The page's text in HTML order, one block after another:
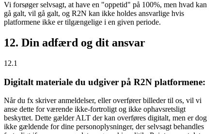
Vi forsøger selvsagt, at have en "oppetid" på 100%, men hvad kan
gå galt, vil gå galt, og R2N kan ikke holdes ansvarlige hvis
platformene ikke er tilgængelige i en given periode.
12. Din adfærd og dit ansvar
12.1
Digitalt materiale du udgiver på R2N platformene:
Når du fx skriver anmeldelser, eller overfører billeder til os, vil vi
anse dette for værende ikke-fortroligt og ikke ophavsretsligt
beskyttet. Dette gælder ALT der kan overføres digitalt, men er dog
ikke gældende for dine personoplysninger, der selvsagt behandles